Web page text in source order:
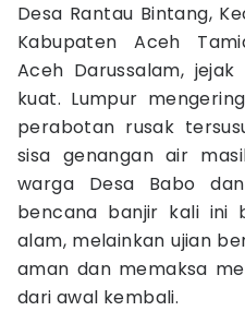
Desa Rantau Bintang,
Kabupaten Aceh
Aceh Darussalam,
kuat. Lumpur
perabotan rusak
sisa genangan air
warga Desa Babo
bencana banjir kali ini
alam, melainkan ujian
aman dan memaksa
dari awal kembali.